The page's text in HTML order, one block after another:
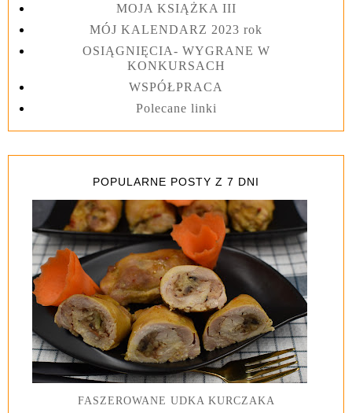
MOJA KSIĄŻKA III
MÓJ KALENDARZ 2023 rok
OSIĄGNIĘCIA- WYGRANE W
KONKURSACH
WSPÓŁPRACA
Polecane linki
POPULARNE POSTY Z 7 DNI
FASZEROWANE UDKA KURCZAKA